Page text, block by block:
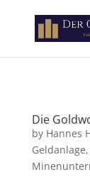
Die
by Hannes
Geldanlage,